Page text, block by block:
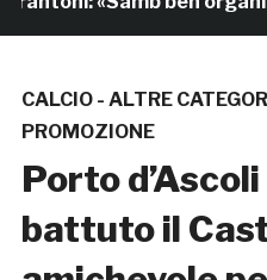
CALCIO - ALTRE
PROMOZIONE
Porto
battuto il